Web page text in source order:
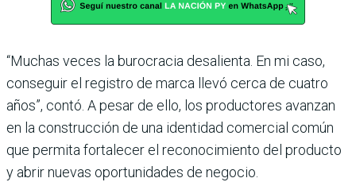
“Muchas veces la burocracia desalienta. En mi caso,
conseguir el registro de marca llevó cerca de cuatro
años”, contó. A pesar de ello, los productores avanzan
en la construcción de una identidad comercial común
que permita fortalecer el reconocimiento del producto
y abrir nuevas oportunidades de negocio.